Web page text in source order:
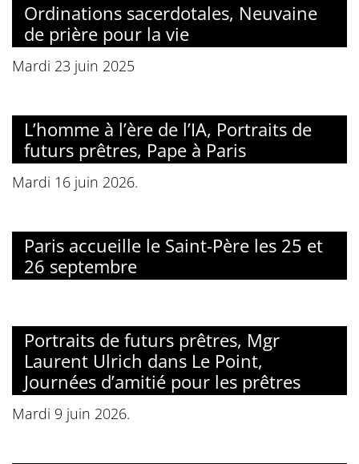
Ordinations sacerdotales, Neuvaine
de prière pour la vie
Mardi 23 juin 2025
L’homme à l’ère de l’IA, Portraits de
futurs prêtres, Pape à Paris
Mardi 16 juin 2026.
Paris accueille le Saint-Père les 25 et
26 septembre
Portraits de futurs prêtres, Mgr
Laurent Ulrich dans Le Point,
Journées d’amitié pour les prêtres
Mardi 9 juin 2026.